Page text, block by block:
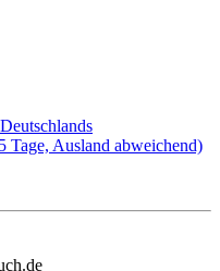
Tage, Ausland abweichend)